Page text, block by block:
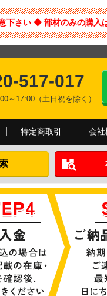
下さい ◆ 部材のみの購入
517-017
～17:00（土日祝を除く）
特定商取引 会社